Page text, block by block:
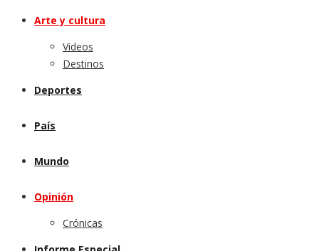
Arte y cultura
Videos
Destinos
Deportes
País
Mundo
Opinión
Crónicas